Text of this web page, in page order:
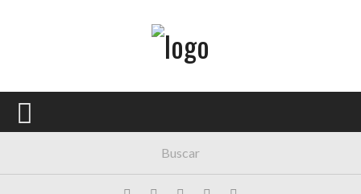
PORTADA
FESTIVALES